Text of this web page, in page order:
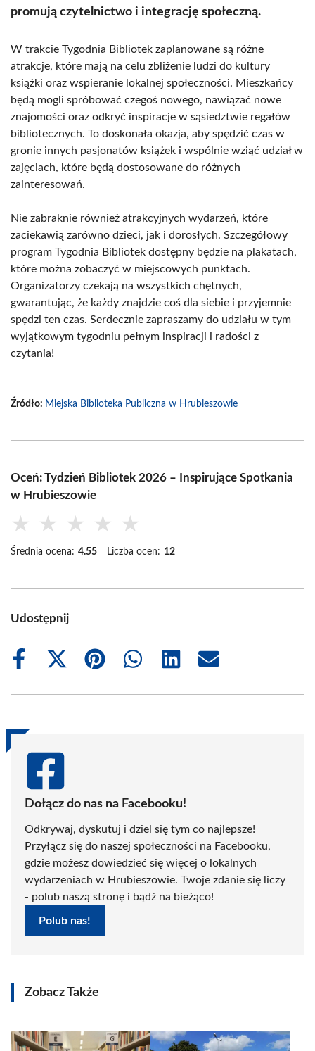
promują czytelnictwo i integrację społeczną.
W trakcie Tygodnia Bibliotek zaplanowane są różne
atrakcje, które mają na celu zbliżenie ludzi do kultury
książki oraz wspieranie lokalnej społeczności. Mieszkańcy
będą mogli spróbować czegoś nowego, nawiązać nowe
znajomości oraz odkryć inspiracje w sąsiedztwie regałów
bibliotecznych. To doskonała okazja, aby spędzić czas w
gronie innych pasjonatów książek i wspólnie wziąć udział w
zajęciach, które będą dostosowane do różnych
zainteresowań.
Nie zabraknie również atrakcyjnych wydarzeń, które
zaciekawią zarówno dzieci, jak i dorosłych. Szczegółowy
program Tygodnia Bibliotek dostępny będzie na plakatach,
które można zobaczyć w miejscowych punktach.
Organizatorzy czekają na wszystkich chętnych,
gwarantując, że każdy znajdzie coś dla siebie i przyjemnie
spędzi ten czas. Serdecznie zapraszamy do udziału w tym
wyjątkowym tygodniu pełnym inspiracji i radości z
czytania!
Źródło: Miejska Biblioteka Publiczna w Hrubieszowie
Oceń: Tydzień Bibliotek 2026 – Inspirujące Spotkania
w Hrubieszowie
★ ★ ★ ★ ★
Średnia ocena: 4.55 Liczba ocen: 12
Udostępnij
Share
Share
(Twitter)
Share
Share
Share
Share
Dołącz do nas na Facebooku!
Odkrywaj, dyskutuj i dziel się tym co najlepsze!
Przyłącz się do naszej społeczności na Facebooku,
gdzie możesz dowiedzieć się więcej o lokalnych
wydarzeniach w Hrubieszowie. Twoje zdanie się liczy
- polub naszą stronę i bądź na bieżąco!
Polub nas!
Zobacz Także